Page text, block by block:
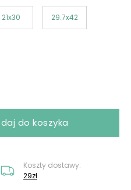
21x30 29.7x42
do koszyka
Koszty dostawy:
29zł